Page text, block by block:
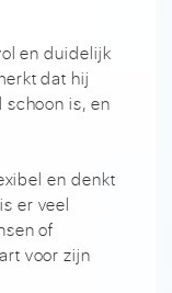
en duidelijk
dat hij
is, en
en denkt
er veel
of
voor zijn